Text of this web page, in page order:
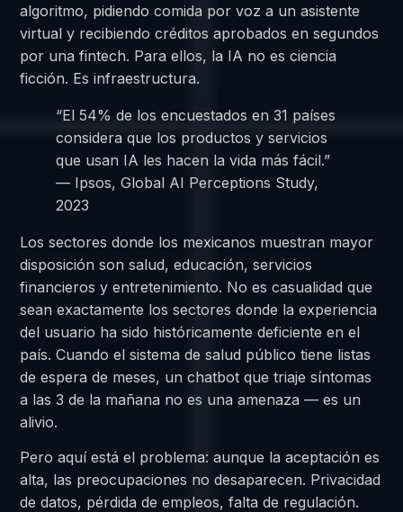
algoritmo, pidiendo comida por voz a un asistente
virtual y recibiendo créditos aprobados en segundos
por una fintech. Para ellos, la IA no es ciencia
ficción. Es infraestructura.
“El 54% de los encuestados en 31 países
considera que los productos y servicios
que usan IA les hacen la vida más fácil.”
— Ipsos, Global AI Perceptions Study,
2023
Los sectores donde los mexicanos muestran mayor
disposición son salud, educación, servicios
financieros y entretenimiento. No es casualidad que
sean exactamente los sectores donde la experiencia
del usuario ha sido históricamente deficiente en el
país. Cuando el sistema de salud público tiene listas
de espera de meses, un chatbot que triaje síntomas
a las 3 de la mañana no es una amenaza — es un
alivio.
Pero aquí está el problema: aunque la aceptación es
alta, las preocupaciones no desaparecen. Privacidad
de datos, pérdida de empleos, falta de regulación.